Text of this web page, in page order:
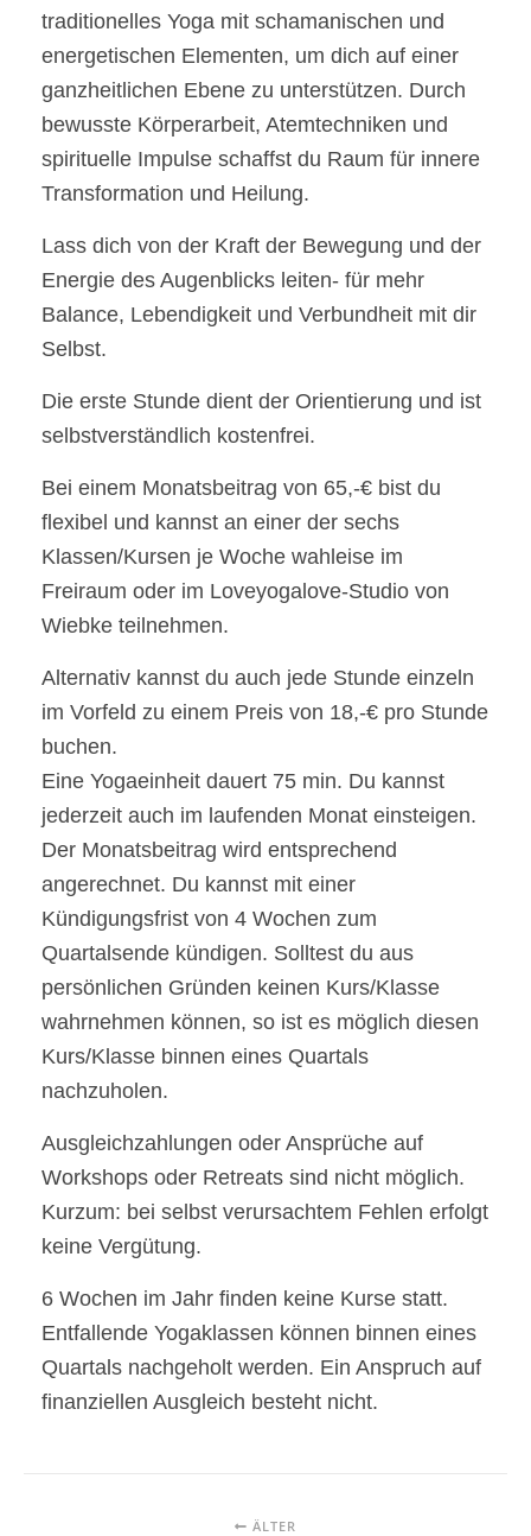
traditionelles Yoga mit schamanischen und
energetischen Elementen, um dich auf einer
ganzheitlichen Ebene zu unterstützen. Durch
bewusste Körperarbeit, Atemtechniken und
spirituelle Impulse schaffst du Raum für innere
Transformation und Heilung.
Lass dich von der Kraft der Bewegung und der
Energie des Augenblicks leiten- für mehr
Balance, Lebendigkeit und Verbundheit mit dir
Selbst.
Die erste Stunde dient der Orientierung und ist
selbstverständlich kostenfrei.
Bei einem Monatsbeitrag von 65,-€ bist du
flexibel und kannst an einer der sechs
Klassen/Kursen je Woche wahleise im
Freiraum oder im Loveyogalove-Studio von
Wiebke teilnehmen.
Alternativ kannst du auch jede Stunde einzeln
im Vorfeld zu einem Preis von 18,-€ pro Stunde
buchen.
Eine Yogaeinheit dauert 75 min. Du kannst
jederzeit auch im laufenden Monat einsteigen.
Der Monatsbeitrag wird entsprechend
angerechnet. Du kannst mit einer
Kündigungsfrist von 4 Wochen zum
Quartalsende kündigen. Solltest du aus
persönlichen Gründen keinen Kurs/Klasse
wahrnehmen können, so ist es möglich diesen
Kurs/Klasse binnen eines Quartals
nachzuholen.
Ausgleichzahlungen oder Ansprüche auf
Workshops oder Retreats sind nicht möglich.
Kurzum: bei selbst verursachtem Fehlen erfolgt
keine Vergütung.
6 Wochen im Jahr finden keine Kurse statt.
Entfallende Yogaklassen können binnen eines
Quartals nachgeholt werden. Ein Anspruch auf
finanziellen Ausgleich besteht nicht.
ÄLTER